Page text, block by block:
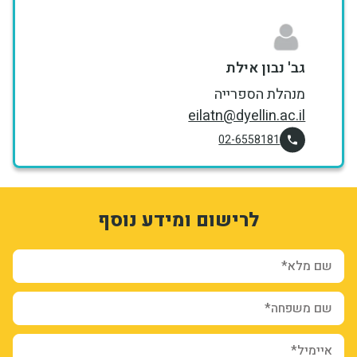
גב' נבון אילת
מנהלת הספרייה
eilatn@dyellin.ac.il
02-6558181
לרישום ומידע נוסף
שם מלא*
שם משפחה*
איימיל*
hafXRJBMM0S-4NvGVORIWx2_PE_XbBPHwfR38_7RtxE
Y8lhW6fIVLQZoD9H4-6TrHewsqVDu4hUtFYYjpu20RQ